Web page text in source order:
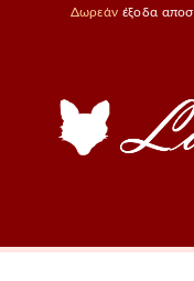
Δωρεάν έξοδα